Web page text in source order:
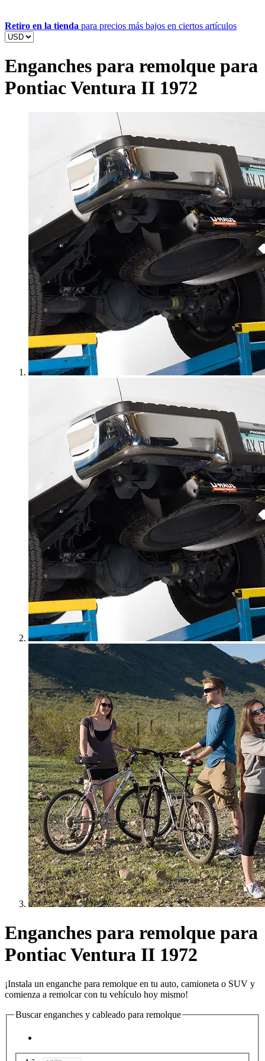
Retiro en la tienda para precios más bajos en ciertos artículos
Enganches para remolque para
Pontiac Ventura II 1972
Enganches para remolque para
Pontiac Ventura II 1972
¡Instala un enganche para remolque en tu auto, camioneta o SUV y
comienza a remolcar con tu vehículo hoy mismo!
Buscar enganches y cableado para remolque